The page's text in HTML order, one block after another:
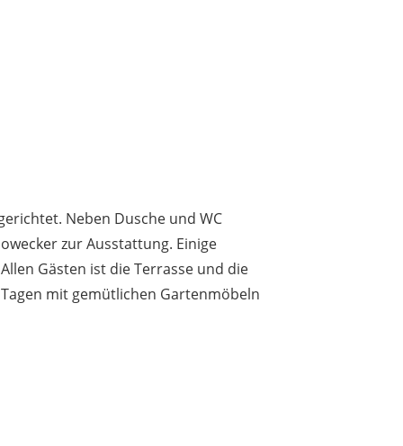
Neben Dusche und WC
zur Ausstattung. Einige
Gästen ist die Terrasse und die
mit gemütlichen Gartenmöbeln